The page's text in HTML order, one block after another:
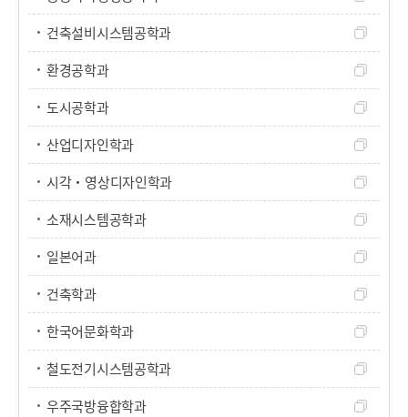
건축설비시스템공학과
환경공학과
도시공학과
산업디자인학과
시각‧영상디자인학과
소재시스템공학과
일본어과
건축학과
한국어문화학과
철도전기시스템공학과
우주국방융합학과